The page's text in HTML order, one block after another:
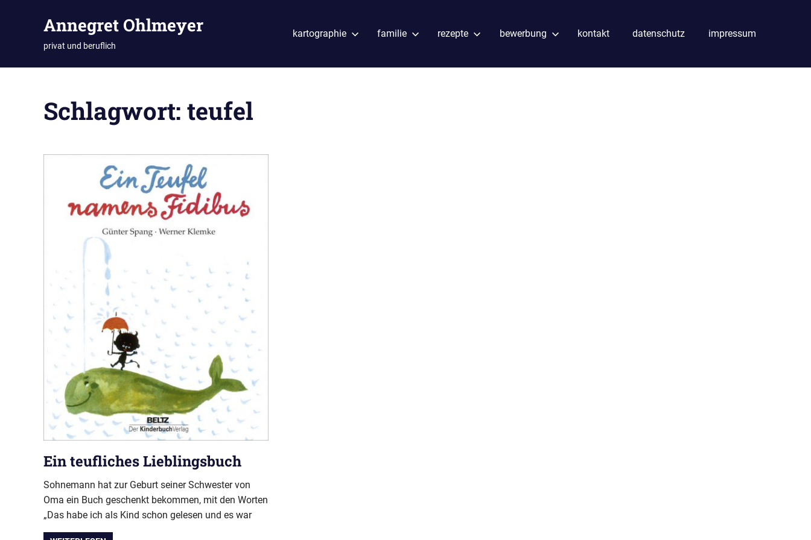
Annegret Ohlmeyer
privat und beruflich
kartographie familie rezepte bewerbung kontakt datenschutz impressum
Schlagwort: teufel
Ein teufliches Lieblingsbuch
Sohnemann hat zur Geburt seiner Schwester von
Oma ein Buch geschenkt bekommen, mit den Worten
„Das habe ich als Kind schon gelesen und es war